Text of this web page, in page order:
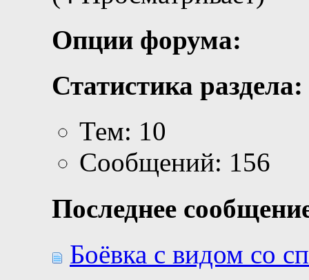
Опции форума:
Статистика раздела:
Тем: 10
Сообщений: 156
Последнее
Боёвка с видом со